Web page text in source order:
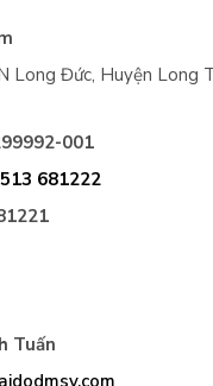
Long Đức, Huyện Long
001
681222
Tuấn